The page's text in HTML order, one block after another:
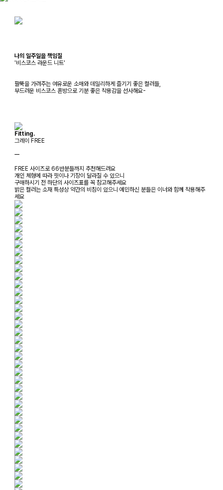
나의 일주일을 책임질
'비스코스 라운드 니트'
팔뚝을 가려주는 여유로운 소매와 데일리하게 즐기기 좋은 컬러들,
부드러운 비스코스 혼방으로 기분 좋은 착용감을 선사해요-
Fitting.
그레이 FREE
ㅡ
FREE 사이즈로 66반분들까지 추천해드려요
개인 체형에 따라 핏이나 기장이 달라질 수 있으니
구매하시기 전 하단의 사이즈표를 꼭 참고해주세요
밝은 컬러는 소재 특성상 약간의 비침이 있으니 예민하신 분들은 이너와 함께 착용해주
세요